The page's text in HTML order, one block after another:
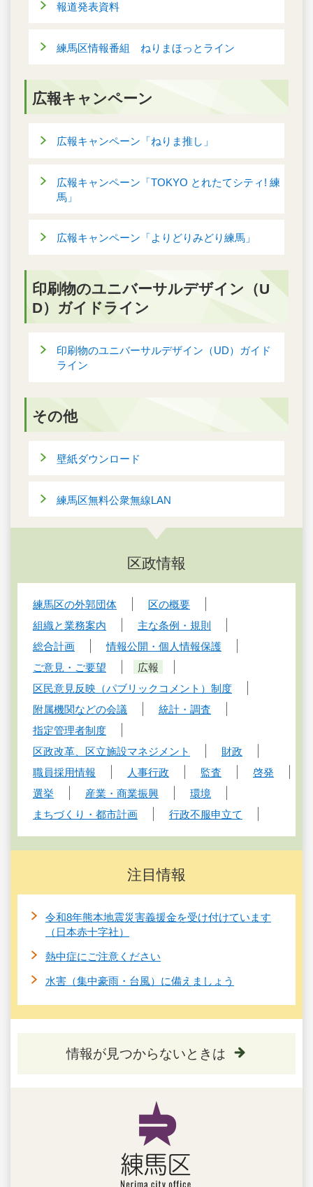
報道発表資料
練馬区情報番組 ねりまほっとライン
広報キャンペーン
広報キャンペーン「ねりま推し」
広報キャンペーン「TOKYO とれたてシティ! 練
馬」
広報キャンペーン「よりどりみどり練馬」
印刷物のユニバーサルデザイン（U
D）ガイドライン
印刷物のユニバーサルデザイン（UD）ガイド
ライン
その他
壁紙ダウンロード
練馬区無料公衆無線LAN
区政情報
練馬区の外郭団体
区の概要
組織と業務案内
主な条例・規則
総合計画
情報公開・個人情報保護
ご意見・ご要望
広報
区民意見反映（パブリックコメント）制度
附属機関などの会議
統計・調査
指定管理者制度
区政改革、区立施設マネジメント
財政
職員採用情報
人事行政 監査
啓発
選挙
産業・商業振興
環境
まちづくり・都市計画
行政不服申立て
注目情報
令和8年熊本地震災害義援金を受け付けています
（日本赤十字社）
熱中症にご注意ください
水害（集中豪雨・台風）に備えましょう
情報が見つからないときは